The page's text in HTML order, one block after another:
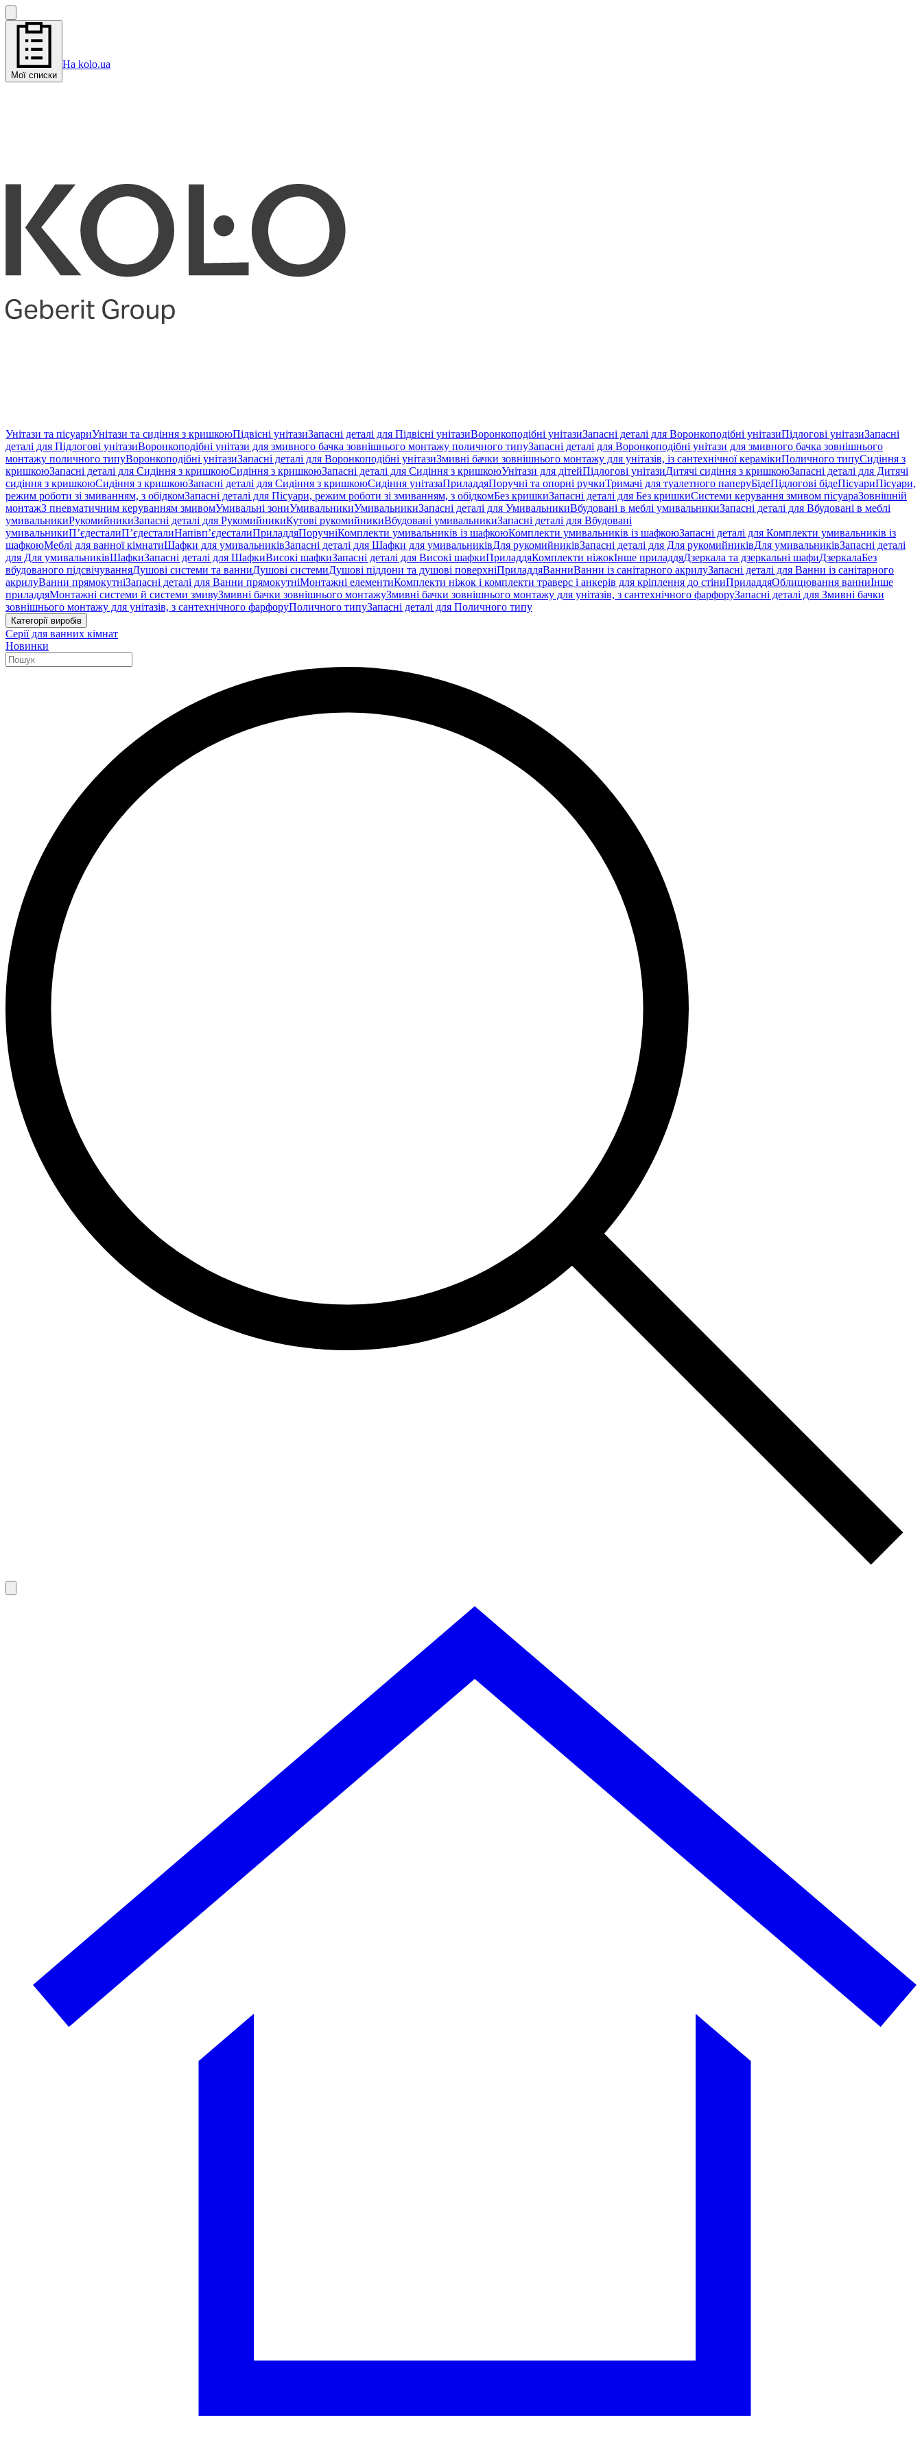
Мої списки
На kolo.ua
Унітази та пісуариУнітази та сидіння з кришкоюПідвісні унітазиЗапасні деталі для Підвісні унітазиВоронкоподібні унітазиЗапасні деталі для Воронкоподібні унітазиПідлогові унітазиЗапасні
деталі для Підлогові унітазиВоронкоподібні унітази для змивного бачка зовнішнього монтажу поличного типуЗапасні деталі для Воронкоподібні унітази для змивного бачка зовнішнього
монтажу поличного типуВоронкоподібні унітазиЗапасні деталі для Воронкоподібні унітазиЗмивні бачки зовнішнього монтажу для унітазів, із сантехнічної керамікиПоличного типуСидіння з
кришкоюЗапасні деталі для Сидіння з кришкоюСидіння з кришкоюЗапасні деталі для Сидіння з кришкоюУнітази для дітейПідлогові унітазиДитячі сидіння з кришкоюЗапасні деталі для Дитячі
сидіння з кришкоюСидіння з кришкоюЗапасні деталі для Сидіння з кришкоюСидіння унітазаПриладдяПоручні та опорні ручкиТримачі для туалетного паперуБідеПідлогові бідеПісуариПісуари,
режим роботи зі змиванням, з обідкомЗапасні деталі для Пісуари, режим роботи зі змиванням, з обідкомБез кришкиЗапасні деталі для Без кришкиСистеми керування змивом пісуараЗовнішній
монтажЗ пневматичним керуванням змивомУмивальні зониУмивальникиУмивальникиЗапасні деталі для УмивальникиВбудовані в меблі умивальникиЗапасні деталі для Вбудовані в меблі
умивальникиРукомийникиЗапасні деталі для РукомийникиКутові рукомийникиВбудовані умивальникиЗапасні деталі для Вбудовані
умивальникиП’єдесталиП’єдесталиНапівп’єдесталиПриладдяПоручніКомплекти умивальників із шафкоюКомплекти умивальників із шафкоюЗапасні деталі для Комплекти умивальників із
шафкоюМеблі для ванної кімнатиШафки для умивальниківЗапасні деталі для Шафки для умивальниківДля рукомийниківЗапасні деталі для Для рукомийниківДля умивальниківЗапасні деталі
для Для умивальниківШафкиЗапасні деталі для ШафкиВисокі шафкиЗапасні деталі для Високі шафкиПриладдяКомплекти ніжокІнше приладдяДзеркала та дзеркальні шафиДзеркалаБез
вбудованого підсвічуванняДушові системи та ванниДушові системиДушові піддони та душові поверхніПриладдяВанниВанни із санітарного акрилуЗапасні деталі для Ванни із санітарного
акрилуВанни прямокутніЗапасні деталі для Ванни прямокутніМонтажні елементиКомплекти ніжок і комплекти траверс і анкерів для кріплення до стіниПриладдяОблицювання ванниІнше
приладдяМонтажні системи й системи змивуЗмивні бачки зовнішнього монтажуЗмивні бачки зовнішнього монтажу для унітазів, з сантехнічного фарфоруЗапасні деталі для Змивні бачки
зовнішнього монтажу для унітазів, з сантехнічного фарфоруПоличного типуЗапасні деталі для Поличного типу
Категорії виробів
Серії для ванних кімнат
Новинки